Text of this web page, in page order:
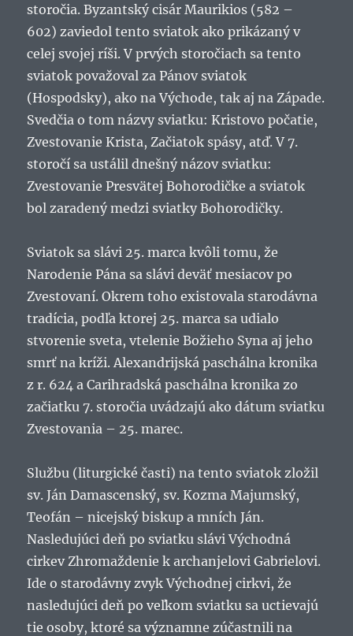
storočia. Byzantský cisár Maurikios (582 –
602) zaviedol tento sviatok ako prikázaný v
celej svojej ríši. V prvých storočiach sa tento
sviatok považoval za Pánov sviatok
(Hospodsky), ako na Východe, tak aj na Západe.
Svedčia o tom názvy sviatku: Kristovo počatie,
Zvestovanie Krista, Začiatok spásy, atď. V 7.
storočí sa ustálil dnešný názov sviatku:
Zvestovanie Presvätej Bohorodičke a sviatok
bol zaradený medzi sviatky Bohorodičky.
Sviatok sa slávi 25. marca kvôli tomu, že
Narodenie Pána sa slávi deväť mesiacov po
Zvestovaní. Okrem toho existovala starodávna
tradícia, podľa ktorej 25. marca sa udialo
stvorenie sveta, vtelenie Božieho Syna aj jeho
smrť na kríži. Alexandrijská paschálna kronika
z r. 624 a Carihradská paschálna kronika zo
začiatku 7. storočia uvádzajú ako dátum sviatku
Zvestovania – 25. marec.
Službu (liturgické časti) na tento sviatok zložil
sv. Ján Damascenský, sv. Kozma Majumský,
Teofán – nicejský biskup a mních Ján.
Nasledujúci deň po sviatku slávi Východná
cirkev Zhromaždenie k archanjelovi Gabrielovi.
Ide o starodávny zvyk Východnej cirkvi, že
nasledujúci deň po veľkom sviatku sa uctievajú
tie osoby, ktoré sa významne zúčastnili na